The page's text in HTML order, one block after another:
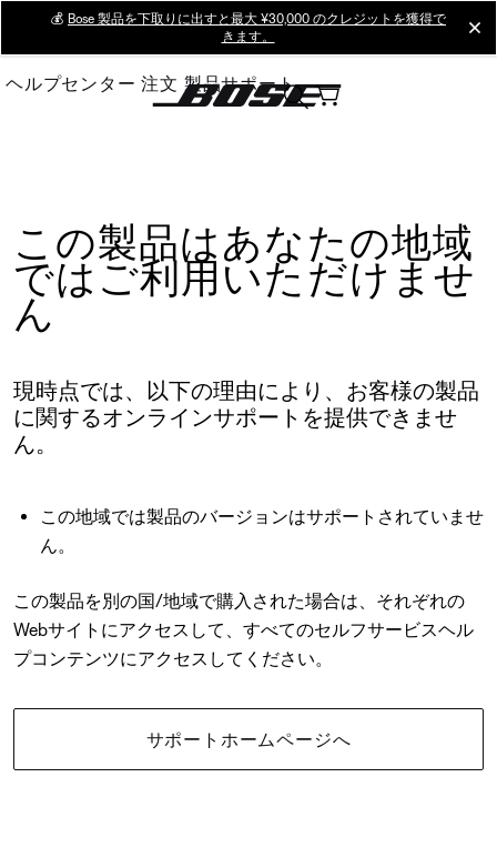
Main
💰 Bose 製品を下取りに出すと最大 ¥30,000 のクレジットを獲得で
きます。
ヘルプセンター 注文 製品サポート
この製品はあなたの地域
ではご利用いただけませ
ん
現時点では、以下の理由により、お客様の製品
に関するオンラインサポートを提供できませ
ん。
この地域では製品のバージョンはサポートされていませ
ん。
この製品を別の国/地域で購入された場合は、それぞれの
Webサイトにアクセスして、すべてのセルフサービスヘル
プコンテンツにアクセスしてください。
サポートホームページへ